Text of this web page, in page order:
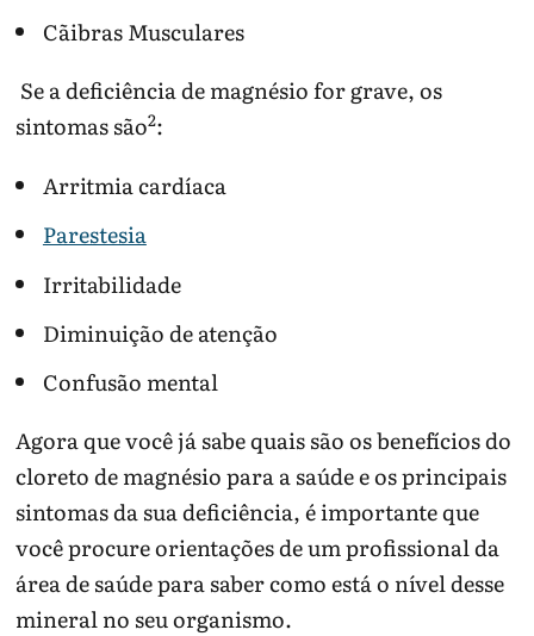
Cãibras Musculares
Se a deficiência de magnésio for grave, os
sintomas são2:
Arritmia cardíaca
Parestesia
Irritabilidade
Diminuição de atenção
Confusão mental
Agora que você já sabe quais são os benefícios do
cloreto de magnésio para a saúde e os principais
sintomas da sua deficiência, é importante que
você procure orientações de um profissional da
área de saúde para saber como está o nível desse
mineral no seu organismo.